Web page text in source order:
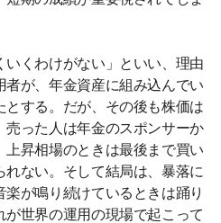
くわけがない」といい、理由
が、年金資産に組み込んでい
する。だが、その後も株価は
売った人は年金のスポンサーか
昇相場のときは最後まで買い
ない。そして結局は、暴落に
が鳴り続けているときは踊り
世界の運用の現場で起こって